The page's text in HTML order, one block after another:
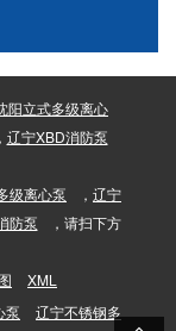
阳立式多级离心
， 辽宁XBD消防泵
级离心泵 ， 辽宁
防泵
，请扫下方
XML
泵
辽宁不锈钢多